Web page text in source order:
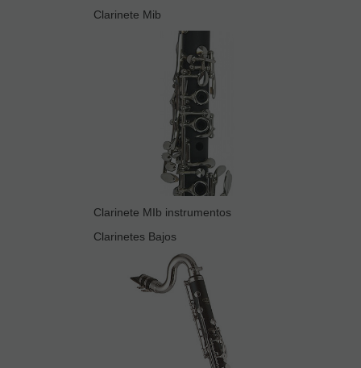
Clarinete Mib
Clarinete MIb instrumentos
Clarinetes Bajos